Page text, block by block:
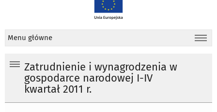
Menu główne
Zatrudnienie i wynagrodzenia w
gospodarce narodowej I-IV
kwartał 2011 r.